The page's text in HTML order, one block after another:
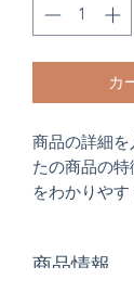
カ
商品の詳細
たの商品の
をわかりやす
商品情報